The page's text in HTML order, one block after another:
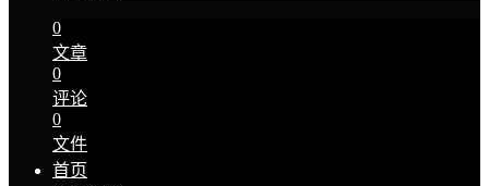
0
文章
0
评论
0
文件
首页